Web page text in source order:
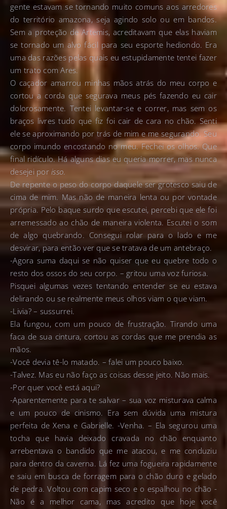
gente estavam se tornando muito comuns aos arredores
do território amazona, seja agindo solo ou em bandos.
Sem a proteção de Artemis, acreditavam que elas haviam
se tornado um alvo fácil para seu esporte hediondo. Era
uma das razões pelas quais eu estupidamente tentei fazer
um trato com Ares.
O caçador amarrou minhas mãos atrás do meu corpo e
cortou a corda que segurava meus pés fazendo eu cair
dolorosamente. Tentei levantar-se e correr, mas sem os
braços livres tudo que fiz foi cair de cara no chão. Senti
ele se aproximando por trás de mim e me segurando. Seu
corpo imundo encostando no meu. Fechei os olhos. Que
final ridículo. Há alguns dias eu queria morrer, mas nunca
desejei porisso.
De repente o peso do corpo daquele ser grotesco saiu de
cima de mim. Mas não de maneira lenta ou por vontade
própria. Pelo baque surdo que escutei, percebi que ele foi
arremessado ao chão de maneira violenta. Escutei o som
de algo quebrando. Consegui rolar para o lado e me
desvirar, para então ver que se tratava de um antebraço.
-Agora suma daqui se não quiser que eu quebre todo o
resto dos ossos do seu corpo. – gritou uma voz furiosa.
Pisquei algumas vezes tentando entender se eu estava
delirando ou se realmente meus olhos viam o que viam.
-Livia? – sussurrei.
Ela fungou, com um pouco de frustração. Tirando uma
faca de sua cintura, cortou as cordas que me prendia as
mãos.
-Você devia tê-lo matado. – falei um pouco baixo.
-Talvez. Mas eu não faço as coisas desse jeito. Não mais.
-Por quer você está aqui?
-Aparentemente para te salvar – sua voz misturava calma
e um pouco de cinismo. Era sem dúvida uma mistura
perfeita de Xena e Gabrielle. -Venha. – Ela segurou uma
tocha que havia deixado cravada no chão enquanto
arrebentava o bandido que me atacou, e me conduziu
para dentro da caverna. Lá fez uma fogueira rapidamente
e saiu em busca de forragem para o chão duro e gelado
de pedra. Voltou com capim seco e o espalhou no chão -
Não é a melhor cama, mas acredito que hoje você